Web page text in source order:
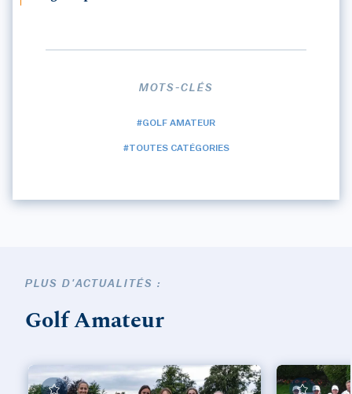
MOTS-CLÉS
#GOLF AMATEUR
#TOUTES CATÉGORIES
PLUS D'ACTUALITÉS :
Golf Amateur